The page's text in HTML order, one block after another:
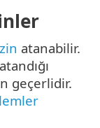
atanabilir.
geçerlidir.